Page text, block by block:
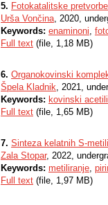
5. Fotokatalitske
Urša Vončina, 2020,
Keywords: enaminoni,
Full text (file, 1,18 MB)
6. Organokovinski
Špela Kladnik, 2021,
Keywords: kovinski
Full text (file, 1,65 MB)
7. Sinteza kelatnih S-
Zala Stopar, 2022,
Keywords: metiliranje,
Full text (file, 1,97 MB)